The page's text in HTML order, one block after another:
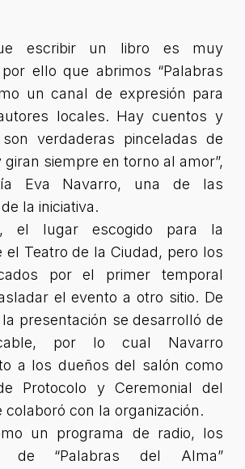
escribir un libro es muy
ello que abrimos “Palabras
un canal de expresión para
locales. Hay cuentos y
verdaderas pinceladas de
siempre en torno al amor”,
Eva Navarro, una de las
la iniciativa.
el lugar escogido para la
el Teatro de la Ciudad, pero los
por el primer temporal
el evento a otro sitio. De
presentación se desarrolló de
por lo cual Navarro
a los dueños del salón como
Protocolo y Ceremonial del
colaboró con la organización.
un programa de radio, los
de “Palabras del Alma”